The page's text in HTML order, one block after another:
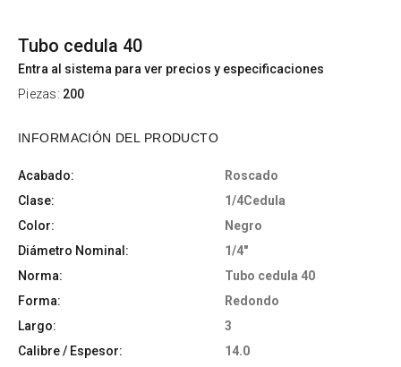
Tubo cedula 40
Entra al sistema para ver precios y especificaciones
Piezas: 200
INFORMACIÓN DEL PRODUCTO
Acabado:
Roscado
Clase:
1/4Cedula
Color:
Negro
Diámetro Nominal:
1/4"
Norma:
Tubo cedula 40
Forma:
Redondo
Largo:
3
Calibre / Espesor:
14.0